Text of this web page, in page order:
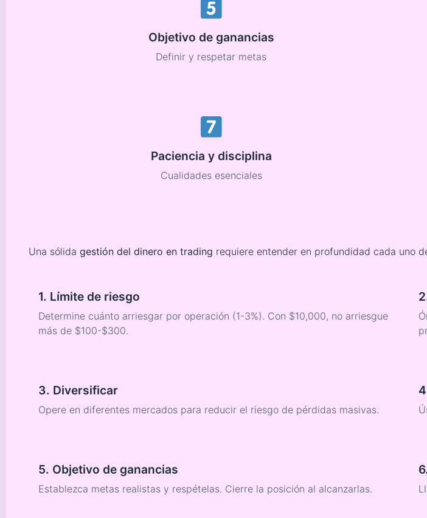
Objetivo de ganancias
Definir y respetar metas
Paciencia y disciplina
Cualidades esenciales
Una sólida gestión del dinero en trading requiere entender en profundidad cada uno
1. Límite de riesgo
Determine cuánto arriesgar por operación (1-3%). Con $10,000, no arriesgue
más de $100-$300.
3. Diversificar
Opere en diferentes mercados para reducir el riesgo de pérdidas masivas.
5. Objetivo de ganancias
Establezca metas realistas y respételas. Cierre la posición al alcanzarlas.